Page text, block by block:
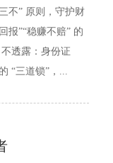
不” 原则，守护财
报”“稳赚不赔” 的
透露：身份证
“三道锁”，...